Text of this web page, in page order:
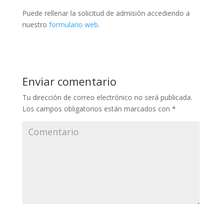
Puede rellenar la solicitud de admisión accediendo a
nuestro formulario web.
Enviar comentario
Tu dirección de correo electrónico no será publicada.
Los campos obligatorios están marcados con *